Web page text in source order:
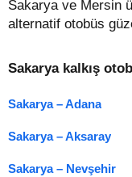
Sakarya ve Mersin
alternatif otobüs
Sakarya kalkış
Sakarya – Adana
Sakarya – Aksaray
Sakarya – Nevşehir